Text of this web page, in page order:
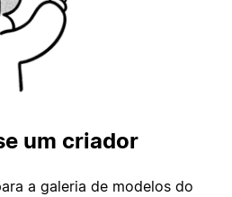
um criador
a galeria de modelos do